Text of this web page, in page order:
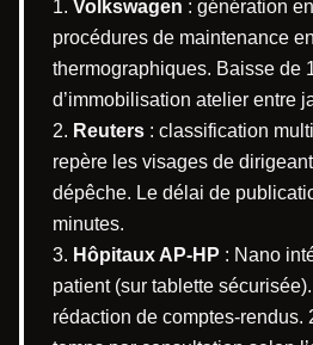
Volkswagen : génération
procédures de maintenance
thermo­graphiques. Baisse de
d’immobilisation atelier entre
Reuters : classification
repère les visages de
dépêche. Le délai de
minutes.
Hôpitaux AP-HP : Nano
patient (sur tablette
rédaction de comptes-rendus.